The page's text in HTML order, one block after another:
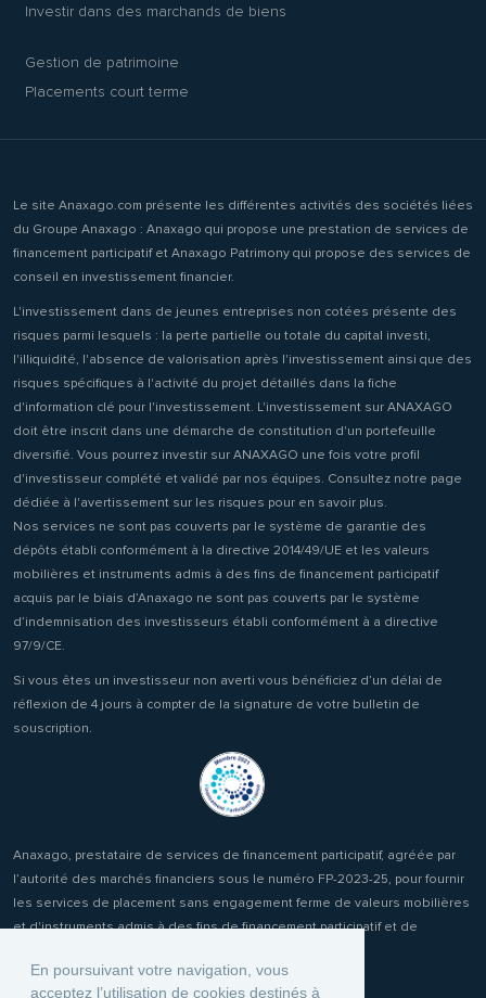
En poursuivant votre navigation, vous
acceptez l’utilisation de cookies destinés à
Investir dans des marchands de biens
Gestion de patrimoine
Placements court terme
Le site Anaxago.com présente les différentes activités des sociétés liées
du Groupe Anaxago : Anaxago qui propose une prestation de services de
financement participatif et Anaxago Patrimony qui propose des services de
conseil en investissement financier.
L'investissement dans de jeunes entreprises non cotées présente des
risques parmi lesquels : la perte partielle ou totale du capital investi,
l'illiquidité, l'absence de valorisation après l'investissement ainsi que des
risques spécifiques à l'activité du projet détaillés dans la fiche
d'information clé pour l'investissement. L'investissement sur ANAXAGO
doit être inscrit dans une démarche de constitution d'un portefeuille
diversifié. Vous pourrez investir sur ANAXAGO une fois votre profil
d'investisseur complété et validé par nos équipes. Consultez notre page
dédiée à l'avertissement sur les risques pour en savoir plus.
Nos services ne sont pas couverts par le système de garantie des
dépôts établi conformément à la directive 2014/49/UE et les valeurs
mobilières et instruments admis à des fins de financement participatif
acquis par le biais d’Anaxago ne sont pas couverts par le système
d’indemnisation des investisseurs établi conformément à a directive
97/9/CE.
Si vous êtes un investisseur non averti vous bénéficiez d’un délai de
réflexion de 4 jours à compter de la signature de votre bulletin de
souscription.
Anaxago, prestataire de services de financement participatif, agréée par
l’autorité des marchés financiers sous le numéro FP-2023-25, pour fournir
les services de placement sans engagement ferme de valeurs mobilières
et d'instruments admis à des fins de financement participatif et de